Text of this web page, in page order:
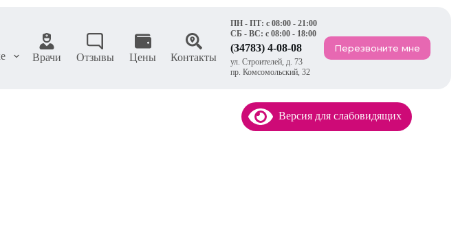
Врачи Отзывы Цены Контакты
ПН - ПТ: с 08:00 - 21:00
СБ - ВС: с 08:00 - 18:00
(34783) 4-08-08
ул. Строителей, д. 73
пр. Комсомольский, 32
Перезвоните мне
Версия для слабовидящих